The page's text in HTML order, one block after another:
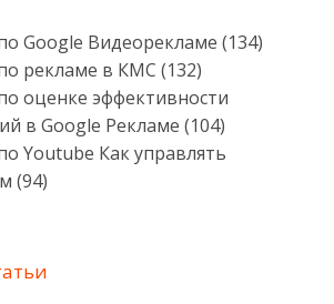
Google Видеорекламе (134)
рекламе в КМС (132)
оценке эффективности
в Google Рекламе (104)
Youtube Как управлять
(94)